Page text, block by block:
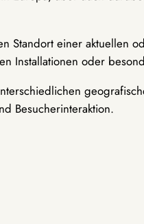
Standort einer aktuellen
Installationen oder
Besucherinteraktion.